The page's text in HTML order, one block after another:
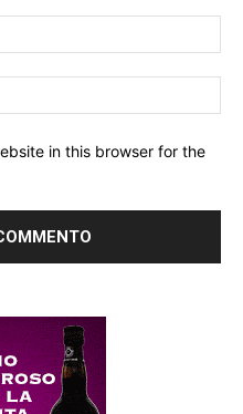
in this browser for the